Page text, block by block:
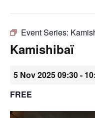
Canton
Event Series:
Kamishibaï
5 Nov 2025 09:30-
FREE